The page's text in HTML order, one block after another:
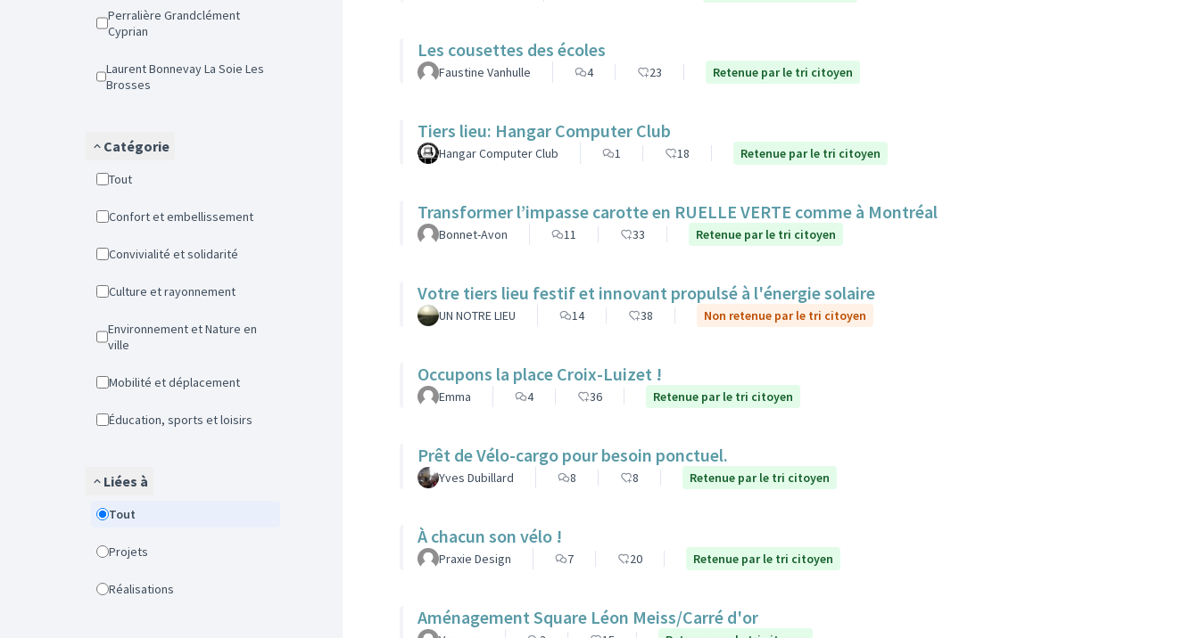
Perralière Grandclément
Cyprian
Laurent Bonnevay La Soie Les
Brosses
Catégorie
Tout
Confort et embellissement
Convivialité et solidarité
Culture et rayonnement
Environnement et Nature en
ville
Mobilité et déplacement
Éducation, sports et loisirs
Liées à
Tout
Projets
Réalisations
Les cousettes des écoles
Faustine Vanhulle 4 23 Retenue par le tri citoyen
Tiers lieu: Hangar Computer Club
Hangar Computer Club 1 18 Retenue par le tri citoyen
Transformer l’impasse carotte en RUELLE VERTE comme à Montréal
Bonnet-Avon 11 33 Retenue par le tri citoyen
Votre tiers lieu festif et innovant propulsé à l'énergie solaire
UN NOTRE LIEU 14 38 Non retenue par le tri citoyen
Occupons la place Croix-Luizet !
Emma 4 36 Retenue par le tri citoyen
Prêt de Vélo-cargo pour besoin ponctuel.
Yves Dubillard 8 8 Retenue par le tri citoyen
À chacun son vélo !
Praxie Design 7 20 Retenue par le tri citoyen
Aménagement Square Léon Meiss/Carré d'or